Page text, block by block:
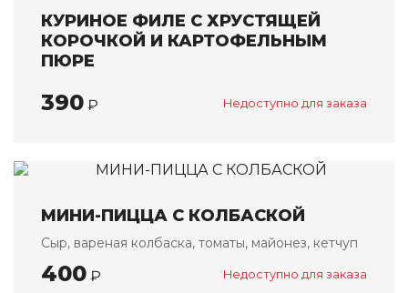
Выпечка
Европейская кухня
Салаты
Паста / WOK
Банкетные блюда
Детское меню
КУРИНОЕ ФИЛЕ С ХРУСТЯЩЕЙ
КОРОЧКОЙ И КАРТОФЕЛЬНЫМ
ПЮРЕ
390 ₽ Недоступно для заказа
МИНИ-ПИЦЦА С КОЛБАСКОЙ
Сыр, вареная колбаска, томаты, майонез, кетчуп
400 ₽ Недоступно для заказа